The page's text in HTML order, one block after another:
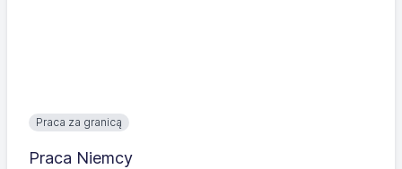
Praca za granicą
Praca Niemcy